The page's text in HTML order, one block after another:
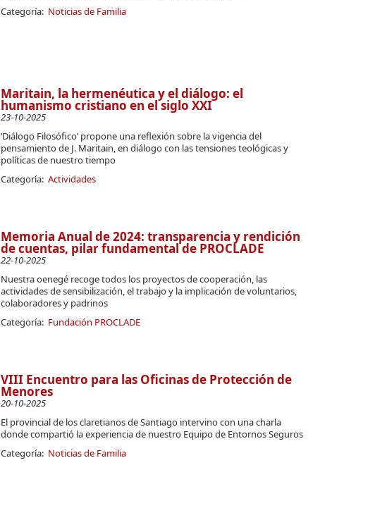
Categoría: Noticias de Familia
Maritain, la hermenéutica y el diálogo: el
humanismo cristiano en el siglo XXI
23-10-2025
‘Diálogo Filosófico’ propone una reflexión sobre la vigencia del
pensamiento de J. Maritain, en diálogo con las tensiones teológicas y
políticas de nuestro tiempo
Categoría: Actividades
Memoria Anual de 2024: transparencia y rendición
de cuentas, pilar fundamental de PROCLADE
22-10-2025
Nuestra oenegé recoge todos los proyectos de cooperación, las
actividades de sensibilización, el trabajo y la implicación de voluntarios,
colaboradores y padrinos
Categoría: Fundación PROCLADE
VIII Encuentro para las Oficinas de Protección de
Menores
20-10-2025
El provincial de los claretianos de Santiago intervino con una charla
donde compartió la experiencia de nuestro Equipo de Entornos Seguros
Categoría: Noticias de Familia